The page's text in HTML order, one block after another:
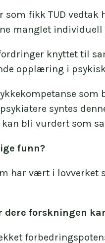
som fikk TUD
manglet
knyttet til
opplæring i
som
syntes
bli vurdert som
funn?
har vært i lovverket
dere forskningen